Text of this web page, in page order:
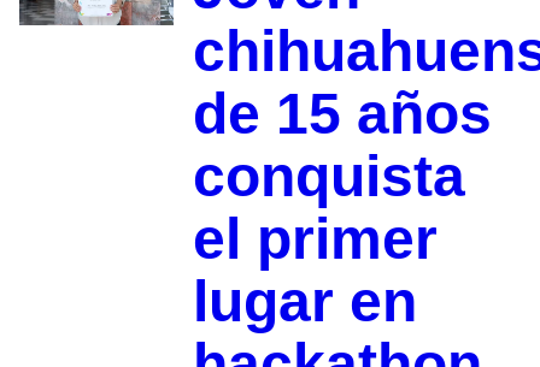
de 15 años
conquista
el primer
lugar en